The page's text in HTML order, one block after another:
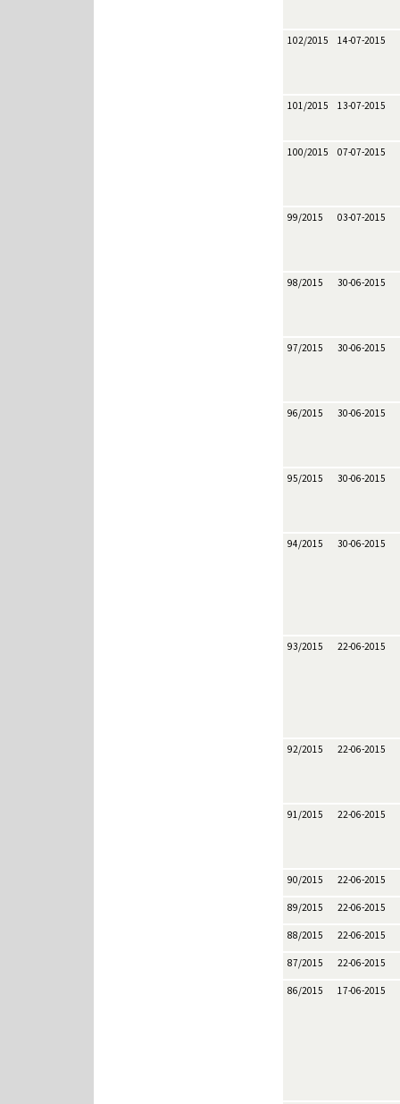
102/2015 14-07-2015
101/2015 13-07-2015
100/2015 07-07-2015
99/2015 03-07-2015
98/2015 30-06-2015
97/2015 30-06-2015
96/2015 30-06-2015
95/2015 30-06-2015
94/2015 30-06-2015
93/2015 22-06-2015
92/2015 22-06-2015
91/2015 22-06-2015
90/2015 22-06-2015
89/2015 22-06-2015
88/2015 22-06-2015
87/2015 22-06-2015
86/2015 17-06-2015